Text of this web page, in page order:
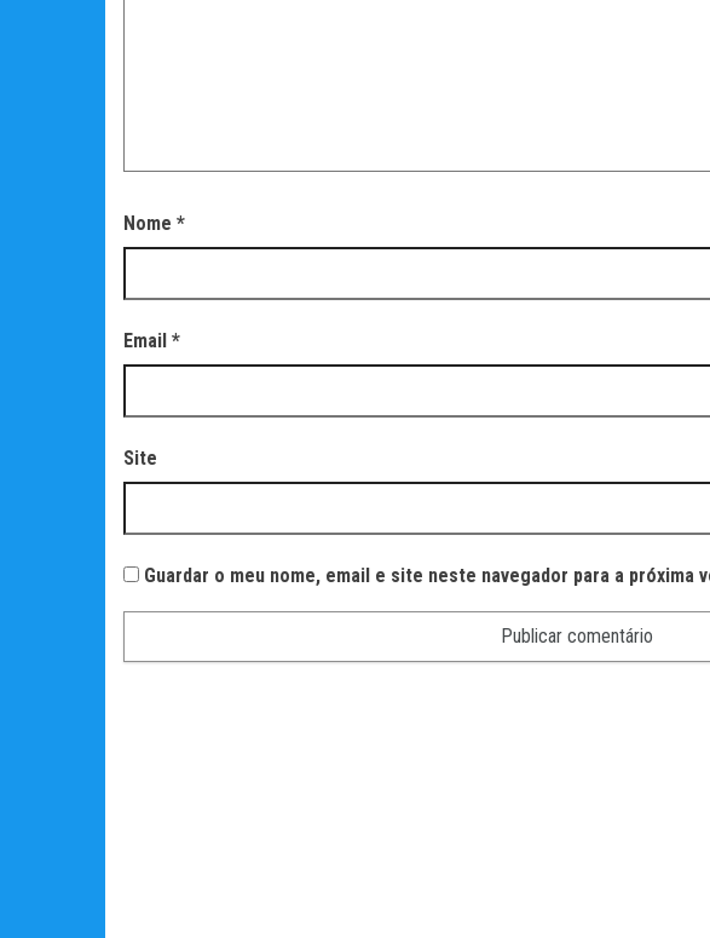
Nome *
Email *
Site
Guardar o meu nome, email e site neste navegador para a próxima